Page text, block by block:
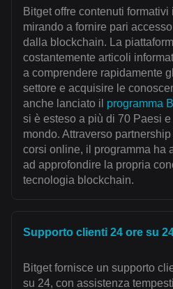
Bitget offre contenuti
mirando a fornire pari
dalla blockchain. La
costantemente articoli
a comprendere rapidamente
settore e acquisire le
anche lanciato il programma
si è esteso a più di 70 Paesi e
mondo. Attraverso
corsi online, il programma ha
ad approfondire la propria
tecnologia blockchain.
Supporto clienti 24 ore su
Bitget fornisce un supporto
su 24, con assistenza